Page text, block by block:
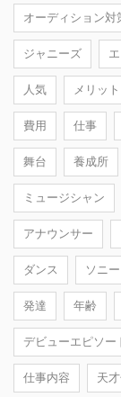
オーディション対
ジャニーズ
人気 メリット
費用 仕事
舞台 養成所
ミュージシャン
アナウンサー
ダンス ソニ
発達 年齢
デビューエピソー
仕事内容 天